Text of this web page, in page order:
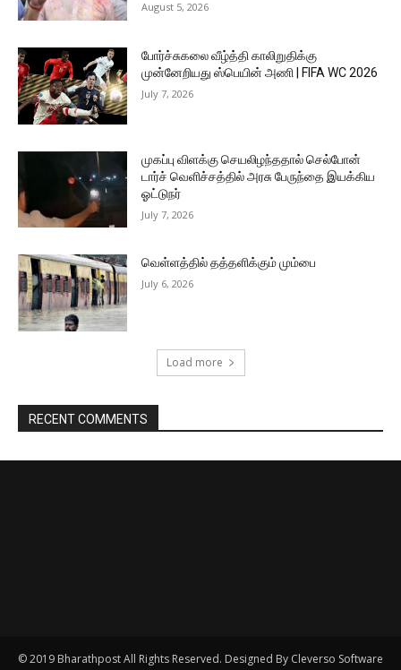
© 2019 Bharathpost All Rights Reserved. Designed By Cleverso Software